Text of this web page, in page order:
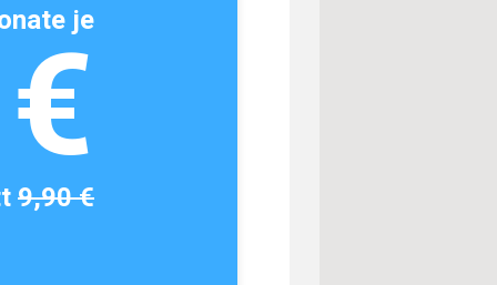
je
9,90 €